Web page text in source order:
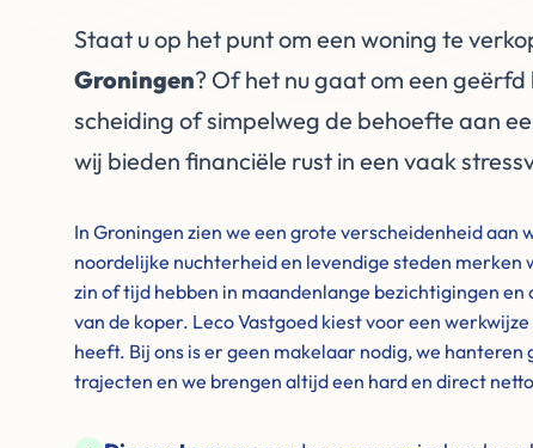
Staat u op het punt om een woning te
Groningen? Of het nu gaat om een geërfd
scheiding of simpelweg de behoefte aan
wij bieden financiële rust in een vaak
In Groningen zien we een grote verscheidenheid aan
noordelijke nuchterheid en levendige steden merken
zin of tijd hebben in maandenlange bezichtigingen
van de koper. Leco Vastgoed kiest voor een
heeft. Bij ons is er geen makelaar nodig, we hanteren
trajecten en we brengen altijd een hard en direct